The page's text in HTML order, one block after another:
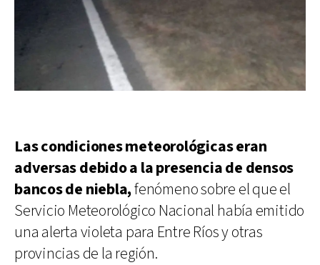
Las condiciones meteorológicas eran
adversas debido a la presencia de densos
bancos de niebla,fenómeno sobre el que el
Servicio Meteorológico Nacional había emitido
una alerta violeta para Entre Ríos y otras
provincias de la región.